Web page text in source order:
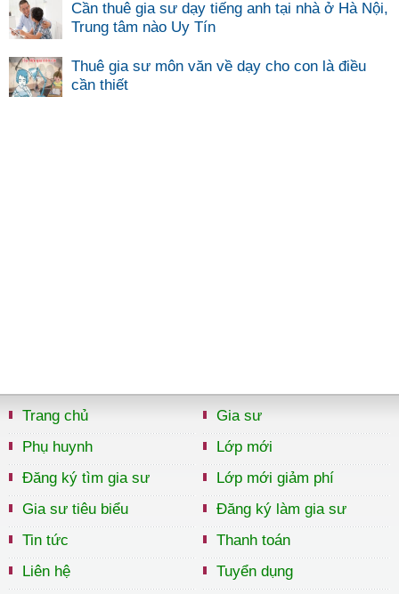
Cần thuê gia sư dạy tiếng anh tại nhà ở Hà Nội,
Trung tâm nào Uy Tín
Thuê gia sư môn văn về dạy cho con là điều
cần thiết
Trang chủ
Phụ huynh
Đăng ký tìm gia sư
Gia sư tiêu biểu
Tin tức
Liên hệ
Gia sư
Lớp mới
Lớp mới giảm phí
Đăng ký làm gia sư
Thanh toán
Tuyển dụng